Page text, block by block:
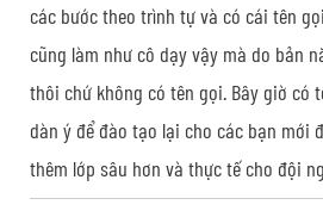
các bước theo trình tự và có cái tên
cũng làm như cô dạy vậy mà do bản
thôi chứ không có tên gọi. Bây giờ có
dàn ý để đào tạo lại cho các bạn mới
thêm lớp sâu hơn và thực tế cho đội